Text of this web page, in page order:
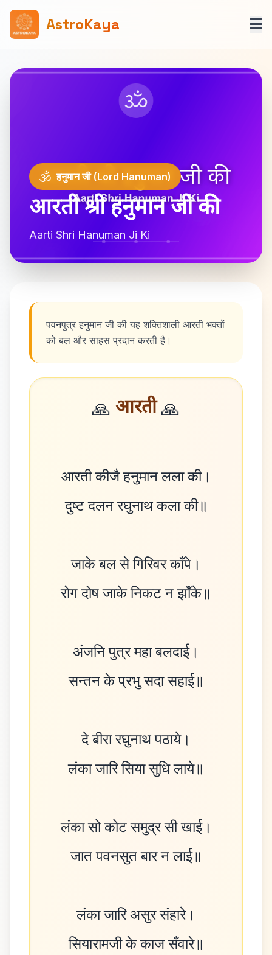
AstroKaya
🕉️ हनुमान जी (Lord Hanuman)
आरती श्री हनुमान जी की
Aarti Shri Hanuman Ji Ki
पवनपुत्र हनुमान जी की यह शक्तिशाली आरती भक्तों
को बल और साहस प्रदान करती है।
🙏 आरती 🙏
आरती कीजै हनुमान लला की।
दुष्ट दलन रघुनाथ कला की॥
जाके बल से गिरिवर काँपे।
रोग दोष जाके निकट न झाँके॥
अंजनि पुत्र महा बलदाई।
सन्तन के प्रभु सदा सहाई॥
दे बीरा रघुनाथ पठाये।
लंका जारि सिया सुधि लाये॥
लंका सो कोट समुद्र सी खाई।
जात पवनसुत बार न लाई॥
लंका जारि असुर संहारे।
सियारामजी के काज सँवारे॥